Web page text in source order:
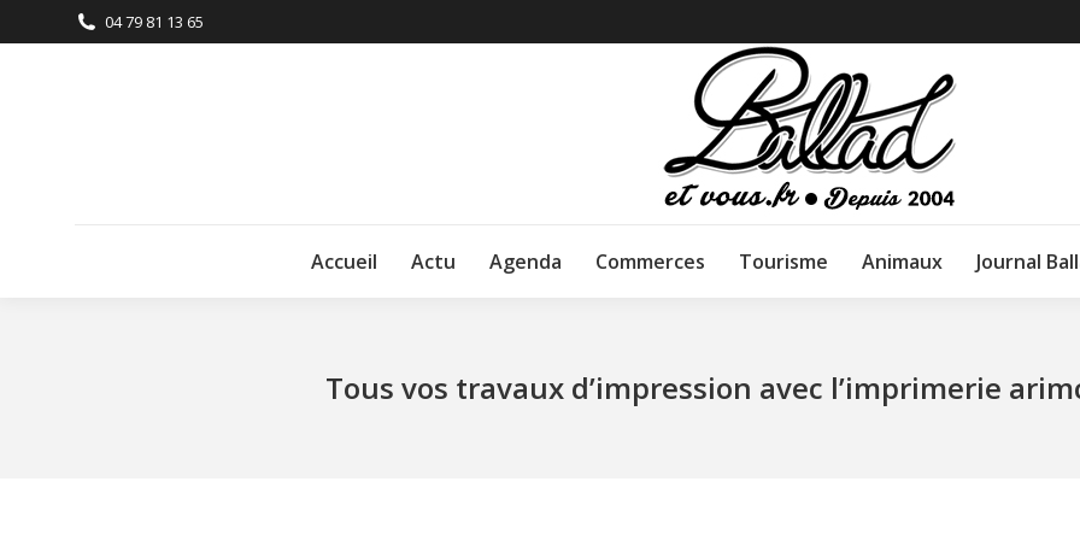
04 79 81 13 65
Accueil Actu Agenda Commerces Tourisme Animaux Journal
Tous vos travaux d’impression avec l’imprimerie